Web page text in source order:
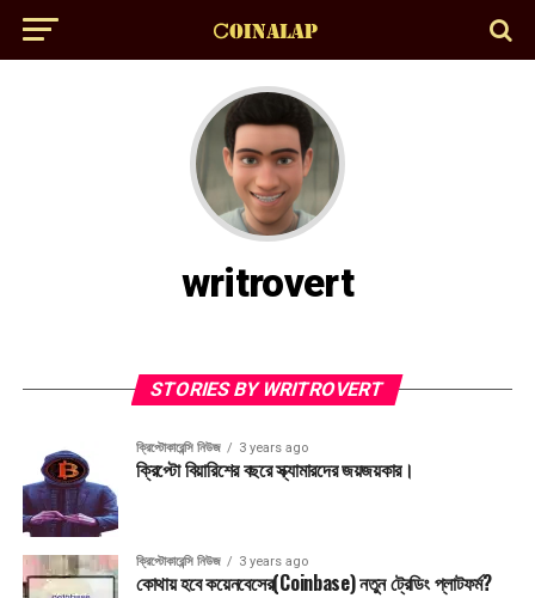
writrovert
STORIES BY WRITROVERT
ক্রিপ্টোকারেন্সি নিউজ 3 years ago
ক্রিপ্টো বিয়ারিশের বছরে স্ক্যামারদের জয়জয়কার।
ক্রিপ্টোকারেন্সি নিউজ 3 years ago
কোথায় হবে কয়েনবেসের(Coinbase) নতুন ট্রেডিং প্লাটফর্ম?